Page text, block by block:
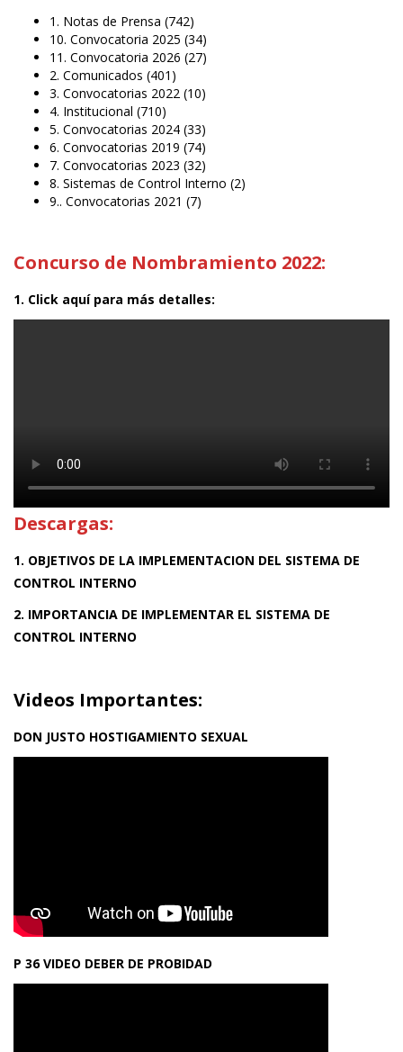
1. Notas de Prensa (742)
10. Convocatoria 2025 (34)
11. Convocatoria 2026 (27)
2. Comunicados (401)
3. Convocatorias 2022 (10)
4. Institucional (710)
5. Convocatorias 2024 (33)
6. Convocatorias 2019 (74)
7. Convocatorias 2023 (32)
8. Sistemas de Control Interno (2)
9.. Convocatorias 2021 (7)
Concurso de Nombramiento 2022:
1. Click aquí para más detalles:
Descargas:
1. OBJETIVOS DE LA IMPLEMENTACION DEL SISTEMA DE
CONTROL INTERNO
2. IMPORTANCIA DE IMPLEMENTAR EL SISTEMA DE
CONTROL INTERNO
Videos Importantes:
DON JUSTO HOSTIGAMIENTO SEXUAL
P 36 VIDEO DEBER DE PROBIDAD